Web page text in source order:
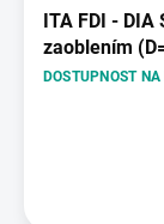
ITA FDI -
zaoblením
DOSTUPNOST NA